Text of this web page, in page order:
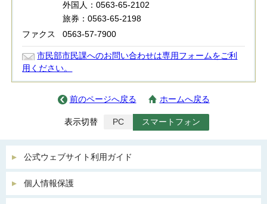
外国人：0563-65-2102
旅券：0563-65-2198
ファクス
0563-57-7900
市民部市民課へのお問い合わせは専用フォームをご利
用ください。
前のページへ戻る ホームへ戻る
表示切替 PC スマートフォン
公式ウェブサイト利用ガイド
個人情報保護